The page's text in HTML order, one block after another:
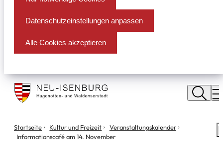
Datenschutzeinstellungen anpassen
Alle Cookies akzeptieren
Stadt
Neu
Isenburg
Sie
befinden
Startseite Kultur und Freizeit
Veranstaltungs­kalender
Informationscafé am 14. November